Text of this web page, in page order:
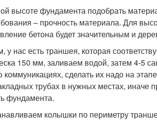
фундамента подобрать
– прочность материала. Для
бетона будет значительным и
нас есть траншея, которая
150 мм, заливаем водой, затем 4-5
сделать их надо на
трубах в нужных местах, иначе
фундамента.
колышки по периметру